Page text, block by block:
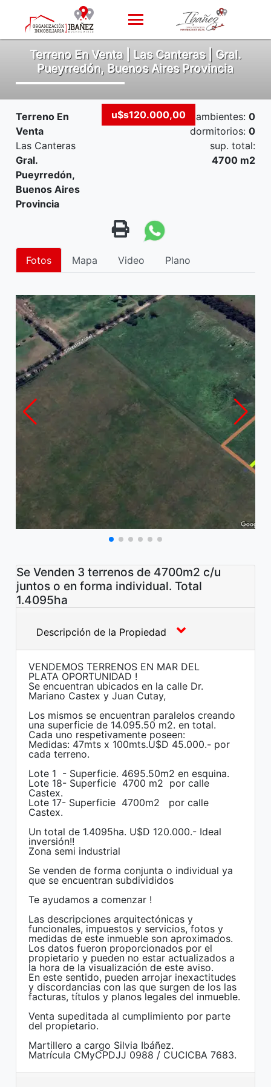
Terreno En Venta | Las Canteras | Gral.
Pueyrredón, Buenos Aires Provincia
Terreno En
Venta
Las Canteras
Gral.
Pueyrredón,
Buenos Aires
Provincia
u$s120.000,00 ambientes: 0
dormitorios: 0
sup. total:
4700 m2
Fotos Mapa Video Plano
Se Venden 3 terrenos de 4700m2 c/u
juntos o en forma individual. Total
1.4095ha
Descripción de la Propiedad
VENDEMOS TERRENOS EN MAR DEL
PLATA OPORTUNIDAD !
Se encuentran ubicados en la calle Dr.
Mariano Castex y Juan Cutay,
Los mismos se encuentran paralelos creando
una superficie de 14.095.50 m2. en total.
Cada uno respetivamente poseen:
Medidas: 47mts x 100mts.U$D 45.000.- por
cada terreno.
Lote 1 - Superficie. 4695.50m2 en esquina.
Lote 18- Superficie 4700 m2 por calle
Castex.
Lote 17- Superficie 4700m2 por calle
Castex.
Un total de 1.4095ha. U$D 120.000.- Ideal
inversión!!
Zona semi industrial
Se venden de forma conjunta o individual ya
que se encuentran subdivididos
Te ayudamos a comenzar !
Las descripciones arquitectónicas y
funcionales, impuestos y servicios, fotos y
medidas de este inmueble son aproximados.
Los datos fueron proporcionados por el
propietario y pueden no estar actualizados a
la hora de la visualización de este aviso.
En este sentido, pueden arrojar inexactitudes
y discordancias con las que surgen de los las
facturas, títulos y planos legales del inmueble.
Venta supeditada al cumplimiento por parte
del propietario.
Martillero a cargo Silvia Ibáñez.
Matrícula CMyCPDJJ 0988 / CUCICBA 7683.